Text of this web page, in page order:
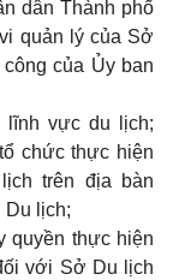
dân Thành phố
quản lý của Sở
của Ủy ban
lĩnh vực du lịch;
chức thực hiện
trên địa bàn
Du lịch;
quyền thực hiện
với Sở Du lịch